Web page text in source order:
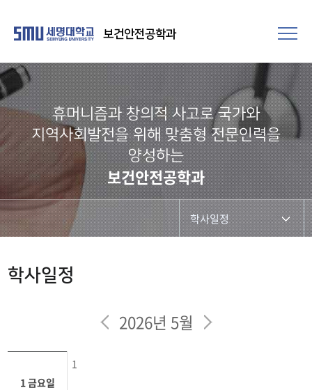
보건안전공학과
휴머니즘과 창의적 사고로 국가와
지역사회발전을 위해 맞춤형 전문인력을
양성하는
보건안전공학과
학사일정
포토갤러리
학사일정
2026년 5월
1 금요일
1